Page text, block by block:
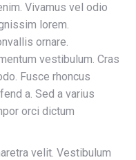
Vivamus vel odio
lorem.
ornare.
vestibulum. Cras
Fusce rhoncus
a. Sed a varius
orci dictum
velit. Vestibulum